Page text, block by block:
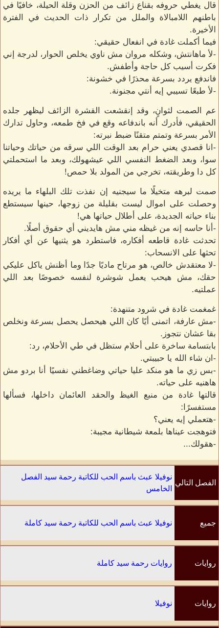
قال يغطي حروفه بقناع زائف من الحزن وقلة الحيلة، خافيًا في
باطنهم اللامبالاة والملل من تكرار ذات الحديث في الفترة
الأخيرة.
فيما أكملت غادة في انفعال حقيقي:
-لأ ماهانتش، وشكله مروان مش ناوي يخلص الحوار، لدرجة إني
فكرت أسيب كل حاجة وأطفش.
فاندفع يردد بسرعة محذرًا في خشونة:
-لأ طبعًا تسيبي إيه أنتي مجنونة.
عم الصمت لثوانٍ، وقد إنقشعت القشرة الزائف ليظهر جلده
الحقيقي، فأدرك أنه باندفاعه وقع في فخ طمعه، وحاول تدارك
الأمر بسرعة وتمتم متقنًا ضبط نبرته:
-انا قصدي يعني حرام بعد الوقت اللي سرقه من حياتك وحياتنا
سوا، وبعد الضغط النفسي اللي عيشهولك، وبعد ما استحملتي
كل دا وطريقته، تخرجي من المولد بلا حمص!
صمت لبرهه متخيلًا ما سيجنيه إن نفذت تلك البلهاء ما يريده
وحصلت على اموال ليست بقليلة من زوجها، حينها سيستطع
بناء حياته الجديدة، على أطلال حياتها هي!
-أنا حاسه إنه من غيظه مني مش هايديني أي حقوق أصلًا.
تحدثت غادة قاطعه أفكاره، فاستطرد هو يثنيها عن أي أفكار
تحثها على الانسحاب:
-لا معتقدش خالص، هو مرتاح ماديًا جدًا وما أظنش ياكل عليكي
حقك، مش هيحب يعمل شوشرة لنفسه خصوصًا بعد اللي
عملتيه.
غمغمت غادة في شرود متنهدة:
-مش عارفة، اتمنى أيًا كان اللي هيحصل يحصل بسرعة ونخلص
بقا عشان نتجوز.
بابتسامة ساخرة على أحلام ستظل في طي الأحلام، رد:
-ان شاء الله يا حبيبتي.
-بس زي ما هو منكد عليا حياتي وضاغطني نفسيًا أنا بردو مش
هاهنيه على حياته.
قالتها غادة من منبع الغيظ والحقد العائمان داخلها، فسألها
مستفسرًا:
-هتعملي إيه يعني؟
فتوهجت عيناها بلمعة شيطانية مجيبة:
-هقولك...
الفصل التالي
نوفيلا عبث باسم الحب للكاتبة رحمة سيد الفصل
الخامس
جميع نوفيلا عبث باسم الحب للكاتبة رحمة سيد كاملة
روايات روايات رحمة سيد كاملة
روايات نوفيلا